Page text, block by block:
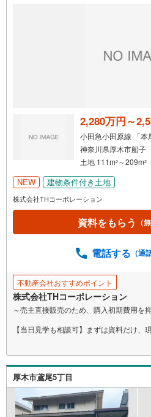
2,280万円～
小田急小田原線 「
神奈川県厚木市船子
土地 111m2 ～209m2
NEW 建物条件付き土地
株式会社THコーポレーション
資料をもらう （
電話する （通
不動産会社おすすめポイント
株式会社THコーポレーション
～売主直接販売のため、購入初期費用を
【当日見学も相談可】まずは資料だけ、
▼ 弊社売主・限定物件も多数あり ▼
・エリア特化の豊富な実績！自社物件も
・地域密着の豊富な情報量で住まい探しを
・見学や資料請求はお気軽にどうぞ♪
▼ 他社掲載の物件もまとめてご紹介可 ▼
厚木市鳶尾5丁目